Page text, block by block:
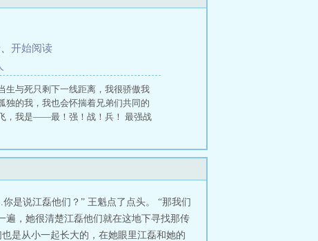
开始阅读
生与死只剩下一线距离，我很骄傲我
独的我，我也会怀揣着兄弟们共同的
，我是——最！强！战！兵！ 最强战
是说江磊他们？” 王魁点了点头。 “那我们
遍，她很清楚江磊他们就在这地下寻找那传
是从小一起长大的，在她眼里江磊和她的